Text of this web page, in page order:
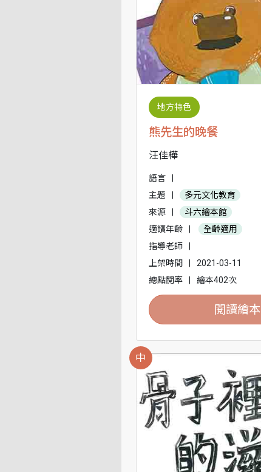
地方特色
熊先生的晚餐
汪佳樺
語言
主題
多元文化教育
來源
斗六繪本館
適讀年齡
全齡適用
指導老師
上架時間
2021-03-11
總點閱率
繪本402次
閱讀繪本
中